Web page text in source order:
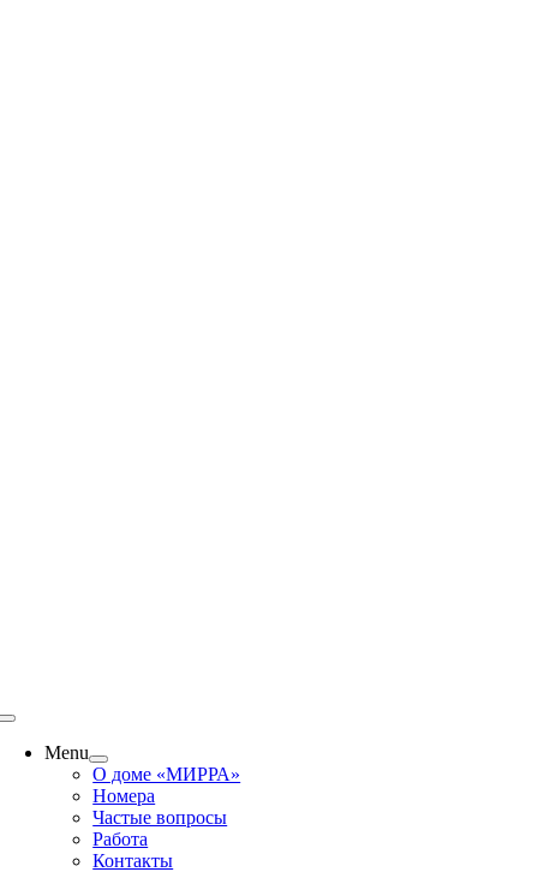
Menu
О доме «МИРРА»
Номера
Частые вопросы
Работа
Контакты